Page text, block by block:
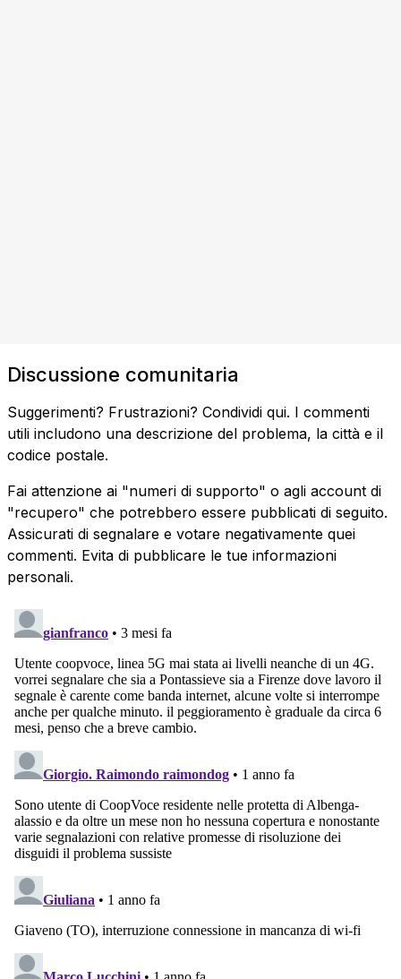
Discussione comunitaria
Suggerimenti? Frustrazioni? Condividi qui. I commenti
utili includono una descrizione del problema, la città e il
codice postale.
Fai attenzione ai "numeri di supporto" o agli account di
"recupero" che potrebbero essere pubblicati di seguito.
Assicurati di segnalare e votare negativamente quei
commenti. Evita di pubblicare le tue informazioni
personali.